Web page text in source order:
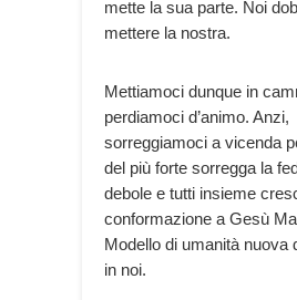
mette la sua parte. Noi
mettere la nostra.
Mettiamoci dunque in
perdiamoci d’animo. Anzi,
sorreggiamoci a vicenda
del più forte sorregga la
debole e tutti insieme
conformazione a Gesù
Modello di umanità nuova
in noi.